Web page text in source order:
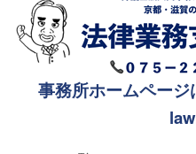
事務所ホームページ